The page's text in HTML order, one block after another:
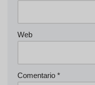
Web
Comentario *